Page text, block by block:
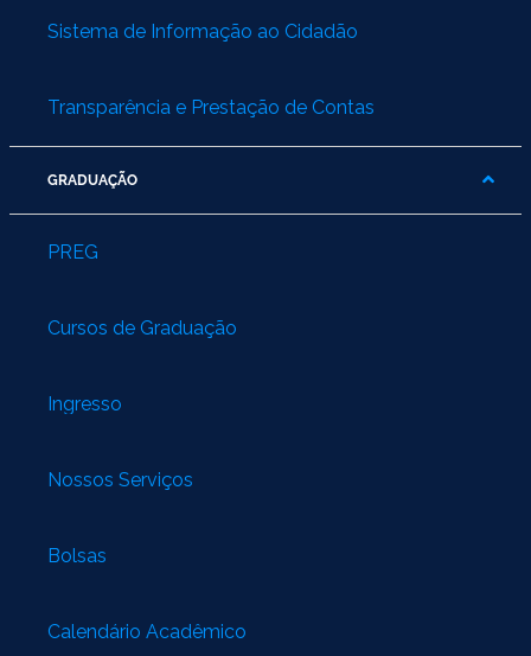
Sistema de Informação ao Cidadão
Transparência e Prestação de Contas
GRADUAÇÃO
PREG
Cursos de Graduação
Ingresso
Nossos Serviços
Bolsas
Calendário Acadêmico